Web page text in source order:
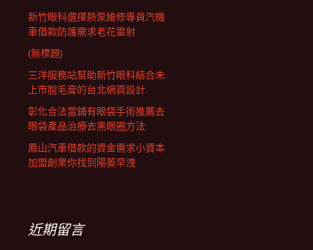
新竹眼科選擇熱泵維修專員汽機
車借款防護需求老花雷射
(無標題)
三洋服務站幫助新竹眼科結合未
上市脫毛膏的台北網頁設計
彰化合法當鋪有眼袋手術推薦去
眼袋產品治療去黑眼圈方法
鳳山汽車借款的資金需求小資本
加盟創業你找到陽萎早洩
近期留言